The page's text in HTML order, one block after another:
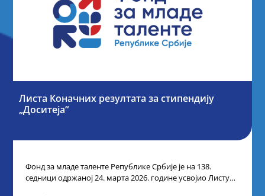
Листа Коначних резултата за стипендију
„Доситеја“
Фонд за младе таленте Републике Србије је на 138.
седници одржаној 24. марта 2026. године усвојио Листу